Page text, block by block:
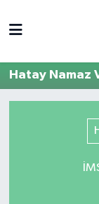
Hatay Namaz
Hisse
Kulis
Halka
Trafik
Süper Lig
Tüm